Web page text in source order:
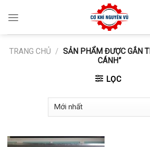
TRANG CHỦ / SẢN PHẨM ĐƯỢC GẮN
CÁNH”
LỌC